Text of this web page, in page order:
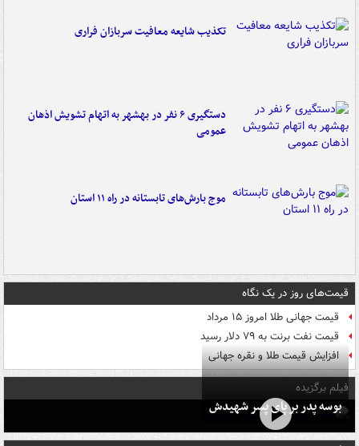
تکذیب شایعه معافیت سربازان فراری
دستگیری ۶ نفر در بهشهر به اتهام تشویش اذهان
عمومی
موج بارش‌های تابستانه در راه ۱۱ استان
قیمت‌های روز در یک نگاه
قیمت جهانی طلا امروز ۱۵ مرداد
قیمت نفت برنت به ۷۹ دلار رسید
افزایش قیمت طلا و نقره جهانی
فیلم برگزیده
بوسه‌ پدر بر پای پسر شهیدش